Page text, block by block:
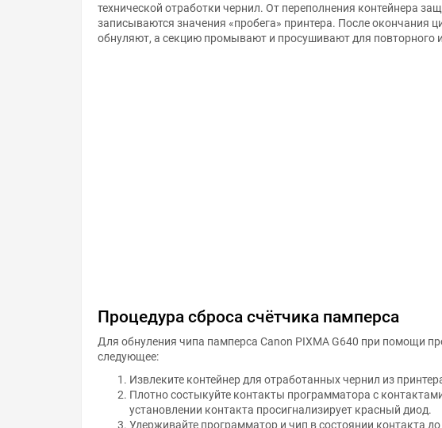
технической отработки чернил. От переполнения контейнера
записываются значения «пробега» принтера. После окончания
обнуляют, а секцию промывают и просушивают для повторного
Процедура сброса счётчика памперса
Для обнуления чипа памперса Canon PIXMA G640 при помощи
следующее:
Извлеките контейнер для отработанных чернил из
Плотно состыкуйте контакты программатора с
установлении контакта просигнализирует красный диод.
Удерживайте программатор и чип в состоянии контакта